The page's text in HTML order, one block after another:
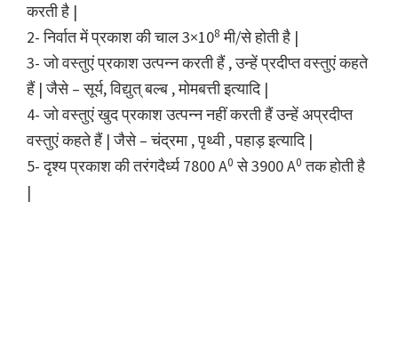
करती है |
2- निर्वात में प्रकाश की चाल 3×108 मी/से होती है |
3- जो वस्तुएं प्रकाश उत्पन्न करती हैं , उन्हें प्रदीप्त वस्तुएं कहते
हैं | जैसे – सूर्य, विद्युत् बल्ब , मोमबत्ती इत्यादि |
4- जो वस्तुएं खुद प्रकाश उत्पन्न नहीं करती हैं उन्हें अप्रदीप्त
वस्तुएं कहते हैं | जैसे – चंद्रमा , पृथ्वी , पहाड़ इत्यादि |
5- दृश्य प्रकाश की तरंगदैर्ध्य 7800 A0 से 3900 A0 तक होती है
|